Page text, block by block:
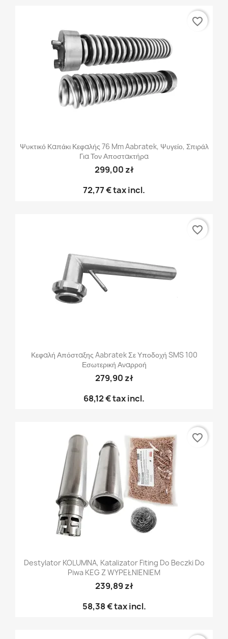
Ψυκτικό Καπάκι Κεφαλής 76 Mm Aabratek, Ψυγείο, Σπιράλ
Για Τον Αποστακτήρα
299,00 zł
72,77 €tax incl.
favorite_border
Κεφαλή Απόσταξης Aabratek Σε Υποδοχή SMS 100
Εσωτερική Αναρροή
279,90 zł
68,12 €tax incl.
favorite_border
Destylator KOLUMNA, Katalizator Fiting Do Beczki Do
Piwa KEG Z WYPEŁNIENIEM
239,89 zł
58,38 €tax incl.
favorite_border